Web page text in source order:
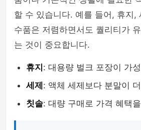
할 수 있습니다. 예를 들어, 휴지,
수품은 저렴하면서도 퀄리티가
는 것이 중요합니다.
휴지 : 대용량 벌크 포장이 가
세제 : 액체 세제보다 분말이
칫솔: 대량 구매로 가격 혜택